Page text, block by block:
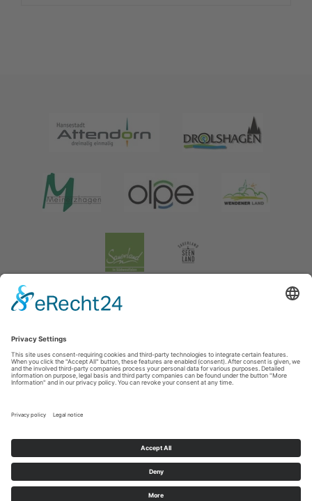
Legal information|data protection|Social media data protection
Tourismusverband Biggesee-Listersee
Cookie-Einstellungen